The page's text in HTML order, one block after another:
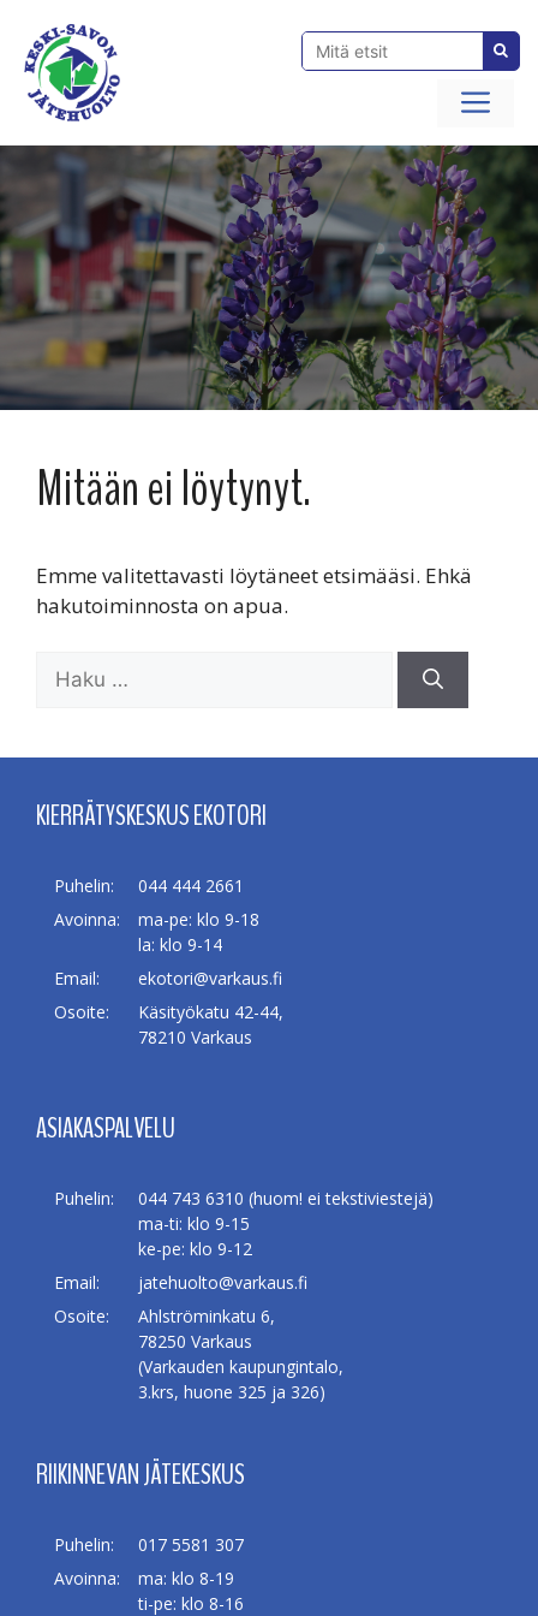
sisältöön
Mitään ei löytynyt.
Emme valitettavasti löytäneet etsimääsi. Ehkä
hakutoiminnosta on apua.
Haku:
KIERRÄTYSKESKUS EKOTORI
Puhelin:
044 444 2661
Avoinna:
ma-pe: klo 9-18
la: klo 9-14
Email:
ekotori@varkaus.fi
Osoite:
Käsityökatu 42-44,
78210 Varkaus
ASIAKASPALVELU
Puhelin:
044 743 6310 (huom! ei tekstiviestejä)
ma-ti: klo 9-15
ke-pe: klo 9-12
Email:
jatehuolto@varkaus.fi
Osoite:
Ahlströminkatu 6,
78250 Varkaus
(Varkauden kaupungintalo,
3.krs, huone 325 ja 326)
RIIKINNEVAN JÄTEKESKUS
Puhelin:
017 5581 307
Avoinna:
ma: klo 8-19
ti-pe: klo 8-16